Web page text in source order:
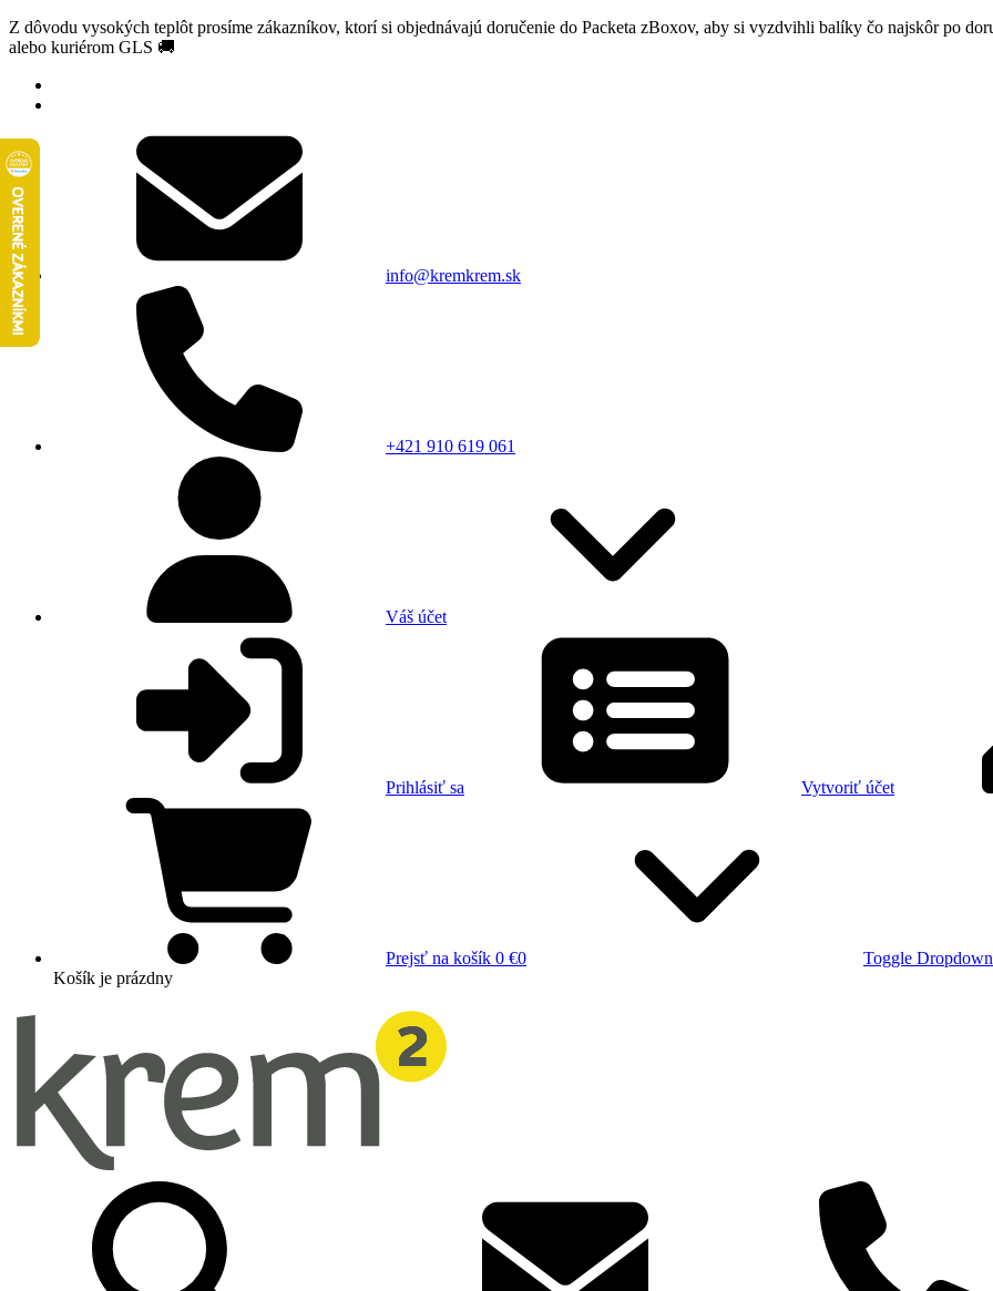
Z dôvodu vysokých teplôt prosíme zákazníkov, ktorí si objednávajú doručenie do Packeta zBoxov, aby si vyzdvihli balíky čo najskôr po
alebo kuriérom GLS 🚚
info@kremkrem.sk
+421 910 619 061
Váš účet
Prihlásiť sa Vytvoriť účet
Prejsť na košík 0 €0
Toggle Dropdown
Košík je prázdny